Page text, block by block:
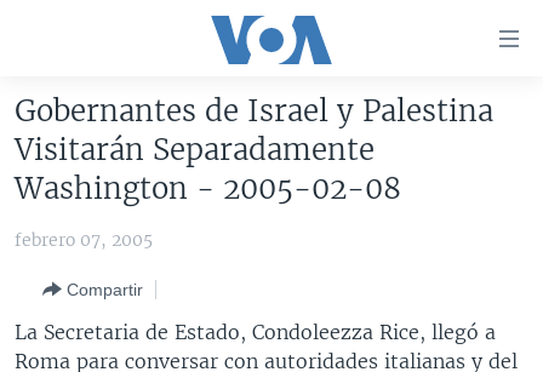
accesibilidad
contenido
Salte
principal
Salte
AMÉRICA DEL NORTE
EEUU
ELECCIONES EEUU 2024
VOA VERIFICA INMIGRACIÓN
VOA VERIFICA AMÉRICA LATINA
ARGENTINA
BOLIVIA
CHINA EN AMÉRICA LATINA
CENTROAMÉRICA
Gobernantes de Israel y Palestina
Visitarán Separadamente
Washington - 2005-02-08
febrero 07, 2005
Compartir
La Secretaria de Estado, Condoleezza Rice, llegó a
Roma para conversar con autoridades italianas y del